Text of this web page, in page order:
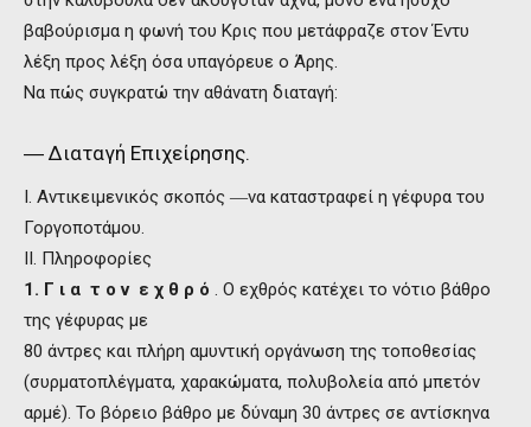
βαβούρισμα η φωνή του Κρις που μετάφραζε στον Έντυ
λέξη προς λέξη όσα υπαγόρευε ο Άρης.
Να πώς συγκρατώ την αθάνατη διαταγή:
― Διαταγή Επιχείρησης.
I. Αντικειμενικός σκοπός ―να καταστραφεί η γέφυρα του
Γοργοποτάμου.
II. Πληροφορίες
1. Γ ι α τ ο ν ε χ θ ρ ό . Ο εχθρός κατέχει το νότιο βάθρο
της γέφυρας με
80 άντρες και πλήρη αμυντική οργάνωση της τοποθεσίας
(συρματοπλέγματα, χαρακώματα, πολυβολεία από μπετόν
αρμέ). Το βόρειο βάθρο με δύναμη 30 άντρες σε αντίσκηνα